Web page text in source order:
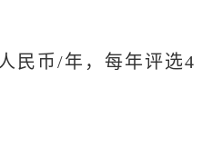
民币 /年，每年评选4